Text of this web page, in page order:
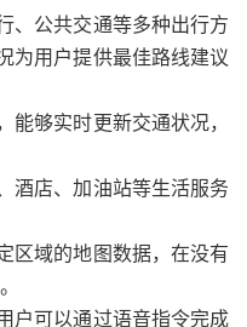
、公共交通等多种出行方
为用户提供最佳路线建议
够实时更新交通状况，
酒店、加油站等生活服务
区域的地图数据，在没有
户可以通过语音指令完成